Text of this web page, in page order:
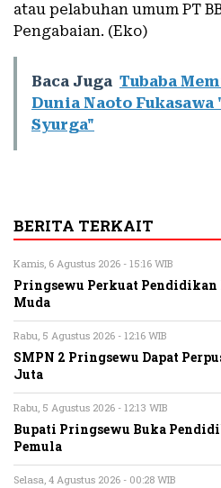
atau pelabuhan umum PT
Pengabaian. (Eko)
Baca Juga Tubaba
Dunia Naoto Fukasawa
Syurga"
BERITA TERKAIT
Kamis, 6 Agustus 2026 - 15:16 WIB
Pringsewu Perkuat
Muda
Rabu, 5 Agustus 2026 - 12:16 WIB
SMPN 2 Pringsewu Dapat
Juta
Rabu, 5 Agustus 2026 - 12:13 WIB
Bupati Pringsewu Buka
Pemula
Selasa, 4 Agustus 2026 - 00:28 WIB